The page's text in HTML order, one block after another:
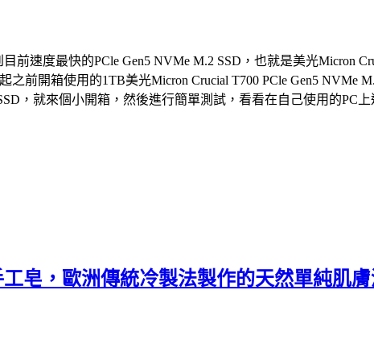
前速度最快的PCle Gen5 NVMe M.2 SSD，也就是美光Micron
之前開箱使用的1TB美光Micron Crucial T700 PCle Gen5
，就來個小開箱，然後進行簡單測試，看看在自己使用的PC上
工皂，歐洲傳統冷製法製作的天然單純肌